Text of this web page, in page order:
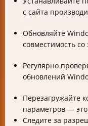
с сайта
Обновляйте
совместимость
Регулярно
обновлений
Перезагружайте
параметров —
Следите за